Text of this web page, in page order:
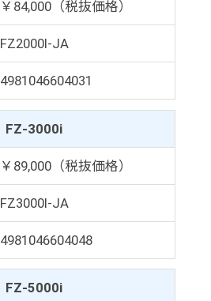
￥84,000（税抜価格）
FZ2000I-JA
4981046604031
FZ-3000i
￥89,000（税抜価格）
FZ3000I-JA
4981046604048
FZ-5000i